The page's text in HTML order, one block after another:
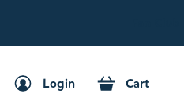
Login
Cart